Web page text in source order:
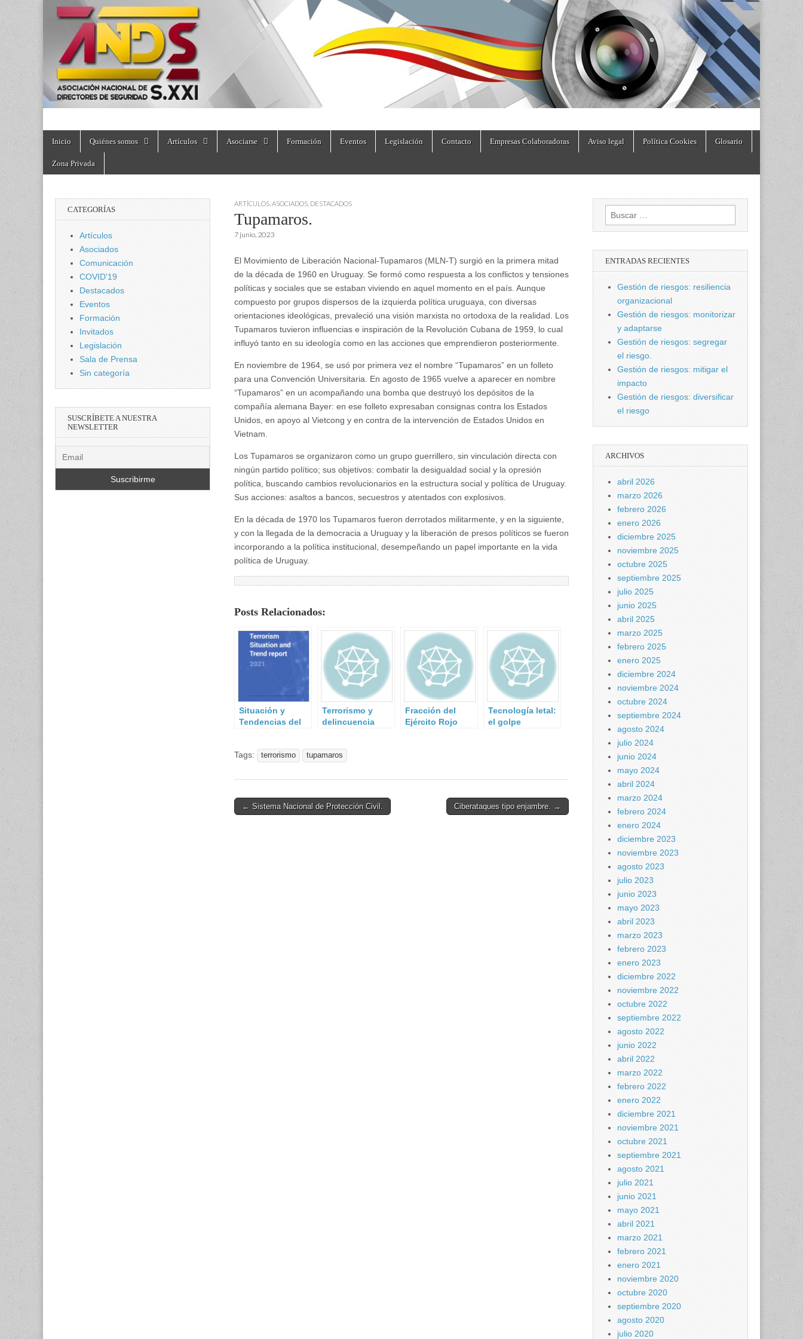
directoresdeseguridad.es
Main
Skip
content
Inicio Quiénes somos Artículos Asociarse Formación Eventos Legislación Contacto Empresas Colaboradoras Aviso legal Política Cookies Glosario
Zona Privada
ARTÍCULOS ASOCIADOS DESTACADOS
Tupamaros.
7 junio, 2023
El Movimiento de Liberación Nacional-Tupamaros (MLN-T) surgió en la primera mitad
de la década de 1960 en Uruguay. Se formó como respuesta a los conflictos y tensiones
políticas y sociales que se estaban viviendo en aquel momento en el país. Aunque
compuesto por grupos dispersos de la izquierda política uruguaya, con diversas
orientaciones ideológicas, prevaleció una visión marxista no ortodoxa de la realidad. Los
Tupamaros tuvieron influencias e inspiración de la Revolución Cubana de 1959, lo cual
influyó tanto en su ideología como en las acciones que emprendieron posteriormente.
En noviembre de 1964, se usó por primera vez el nombre “Tupamaros” en un folleto
para una Convención Universitaria. En agosto de 1965 vuelve a aparecer en nombre
“Tupamaros” en un acompañando una bomba que destruyó los depósitos de la
compañía alemana Bayer: en ese folleto expresaban consignas contra los Estados
Unidos, en apoyo al Vietcong y en contra de la intervención de Estados Unidos en
Vietnam.
Los Tupamaros se organizaron como un grupo guerrillero, sin vinculación directa con
ningún partido político; sus objetivos: combatir la desigualdad social y la opresión
política, buscando cambios revolucionarios en la estructura social y política de Uruguay.
Sus acciones: asaltos a bancos, secuestros y atentados con explosivos.
En la década de 1970 los Tupamaros fueron derrotados militarmente, y en la siguiente,
y con la llegada de la democracia a Uruguay y la liberación de presos políticos se fueron
incorporando a la política institucional, desempeñando un papel importante en la vida
política de Uruguay.
Posts Relacionados:
Situación y
Tendencias del
(TE-SAT) 2021
Terrorismo y
delincuencia
Fracción del
Ejército Rojo
Tecnología letal:
el golpe
Tags:
terrorismo tupamaros
Post← Sistema Nacional de Protección Civil. Ciberataques tipo enjambre. →
CATEGORÍAS
Artículos
Asociados
Comunicación
COVID'19
Destacados
Eventos
Formación
Invitados
Legislación
Sala de Prensa
Sin categoría
SUSCRÍBETE A NUESTRA
NEWSLETTER
Buscar:
ENTRADAS RECIENTES
Gestión de riesgos: resiliencia
organizacional
Gestión de riesgos: monitorizar
y adaptarse
Gestión de riesgos: segregar
el riesgo.
Gestión de riesgos: mitigar el
impacto
Gestión de riesgos: diversificar
el riesgo
ARCHIVOS
abril 2026
marzo 2026
febrero 2026
enero 2026
diciembre 2025
noviembre 2025
octubre 2025
septiembre 2025
julio 2025
junio 2025
abril 2025
marzo 2025
febrero 2025
enero 2025
diciembre 2024
noviembre 2024
octubre 2024
septiembre 2024
agosto 2024
julio 2024
junio 2024
mayo 2024
abril 2024
marzo 2024
febrero 2024
enero 2024
diciembre 2023
noviembre 2023
agosto 2023
julio 2023
junio 2023
mayo 2023
abril 2023
marzo 2023
febrero 2023
enero 2023
diciembre 2022
noviembre 2022
octubre 2022
septiembre 2022
agosto 2022
junio 2022
abril 2022
marzo 2022
febrero 2022
enero 2022
diciembre 2021
noviembre 2021
octubre 2021
septiembre 2021
agosto 2021
julio 2021
junio 2021
mayo 2021
abril 2021
marzo 2021
febrero 2021
enero 2021
noviembre 2020
octubre 2020
septiembre 2020
agosto 2020
julio 2020